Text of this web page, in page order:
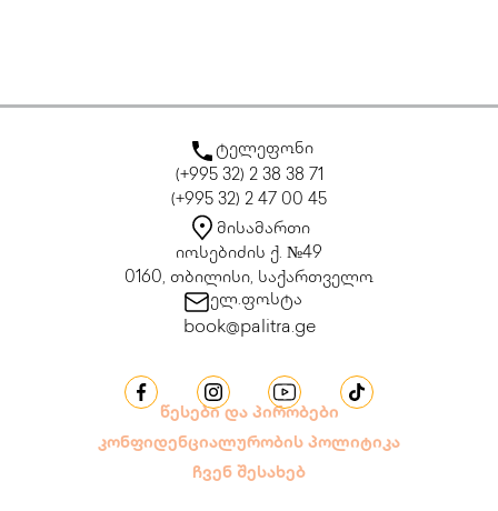
ტელეფონი
(+995 32) 2 38 38 71
(+995 32) 2 47 00 45
მისამართი
იოსებიძის ქ. №49
0160, თბილისი, საქართველო
ელ.ფოსტა
book@palitra.ge
წესები და პირობები
კონფიდენციალურობის პოლიტიკა
ჩვენ შესახებ